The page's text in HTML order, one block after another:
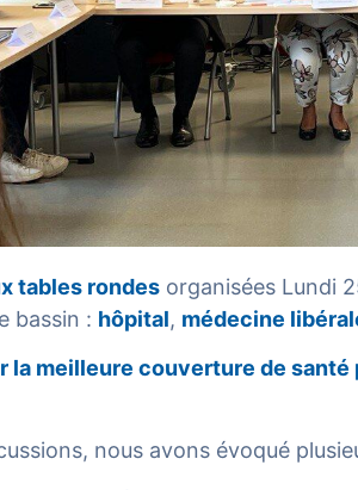
tables rondes organisées Lundi
bassin : hôpital, médecine
la meilleure couverture de
nous avons évoqué